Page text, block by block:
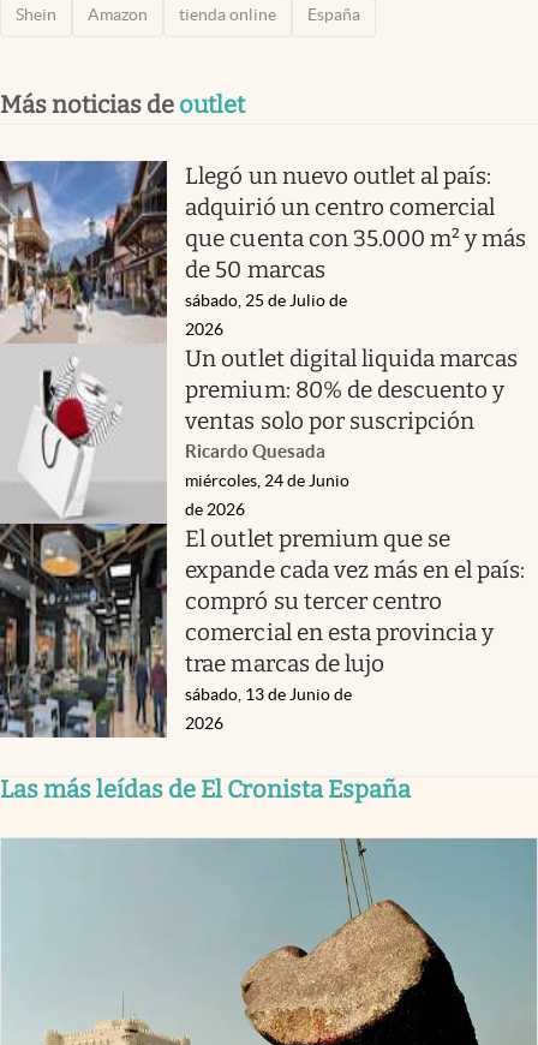
Shein Amazon tienda online España
Más noticias de outlet
Llegó un nuevo outlet al país:
adquirió un centro comercial
que cuenta con 35.000 m² y más
de 50 marcas
sábado, 25 de Julio de
2026
Un outlet digital liquida marcas
premium: 80% de descuento y
ventas solo por suscripción
Ricardo Quesada
miércoles, 24 de Junio
de 2026
El outlet premium que se
expande cada vez más en el país:
compró su tercer centro
comercial en esta provincia y
trae marcas de lujo
sábado, 13 de Junio de
2026
Las más leídas de El Cronista España